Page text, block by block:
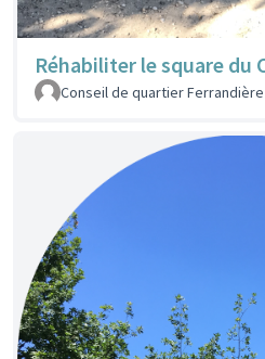
Réhabiliter le square du
Conseil de quartier